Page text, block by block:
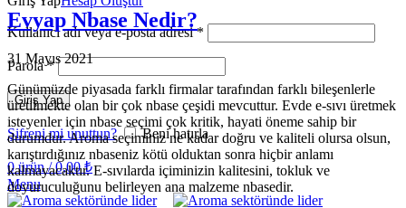
Kullanıcı adı veya e-posta adresi*
Parola*
Giriş Yap
Şifreni mi unuttun? Beni hatırla
0ürün / 0,00₺
Menu
Evyap Nbase Nedir?
31 Mayıs 2021
Günümüzde piyasada farklı firmalar tarafından farklı bileşenlerle
üretilmekte olan bir çok nbase çeşidi mevcuttur. Evde e-sıvı üretmek
isteyenler için nbase seçimi çok kritik, hayati öneme sahip bir
durumdur. Aroma seçiminiz ne kadar doğru ve kaliteli olursa olsun,
karıştırdığınız nbaseniz kötü olduktan sonra hiçbir anlamı
kalmayacaktır. E-sıvılarda içiminizin kalitesini, tokluk ve
doyuruculuğunu belirleyen ana malzeme nbasedir.